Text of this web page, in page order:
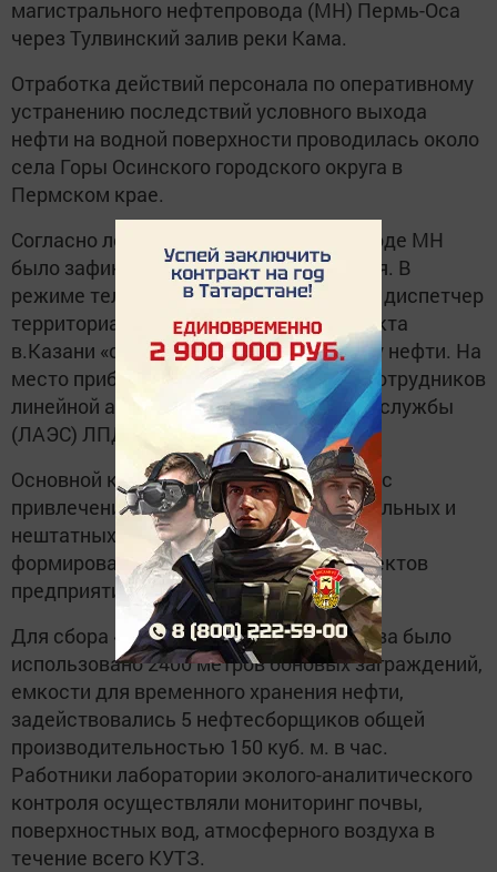
магистрального нефтепровода (МН) Пермь-Оса
через Тулвинский залив реки Кама.
Отработка действий персонала по оперативному
устранению последствий условного выхода
нефти на водной поверхности проводилась около
села Горы Осинского городского округа в
Пермском крае.
Согласно легенде на подводном переходе МН
было зафиксировано падение давления. В
режиме телеуправления управляющий диспетчер
территориального диспетчерского пункта
в.Казани «остановил» транспортировку нефти. На
место прибыла патрульная группа из сотрудников
линейной аварийно-эксплуатационной службы
(ЛАЭС) ЛПДС «Оса».
Основной комплекс работ выполнялся с
привлечением персонала профессиональных и
нештатных аварийно-спасательных
формирований производственных объектов
предприятия.
Для сбора «нефти» с поверхности залива было
использовано 2400 метров боновых заграждений,
емкости для временного хранения нефти,
задействовались 5 нефтесборщиков общей
производительностью 150 куб. м. в час.
Работники лаборатории эколого-аналитического
контроля осуществляли мониторинг почвы,
поверхностных вод, атмосферного воздуха в
течение всего КУТЗ.